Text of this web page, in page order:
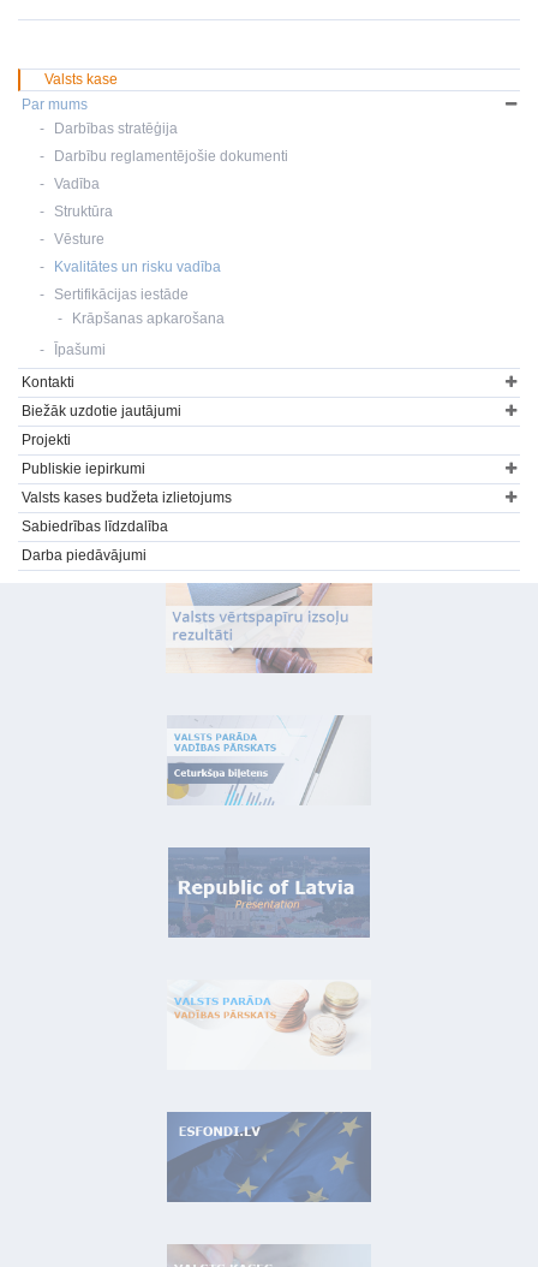
Valsts kase
Par mums
Darbības stratēģija
Darbību reglamentējošie dokumenti
Vadība
Struktūra
Vēsture
Kvalitātes un risku vadība
Sertifikācijas iestāde
Krāpšanas apkarošana
Īpašumi
Kontakti
Biežāk uzdotie jautājumi
Projekti
Publiskie iepirkumi
Valsts kases budžeta izlietojums
Sabiedrības līdzdalība
Darba piedāvājumi